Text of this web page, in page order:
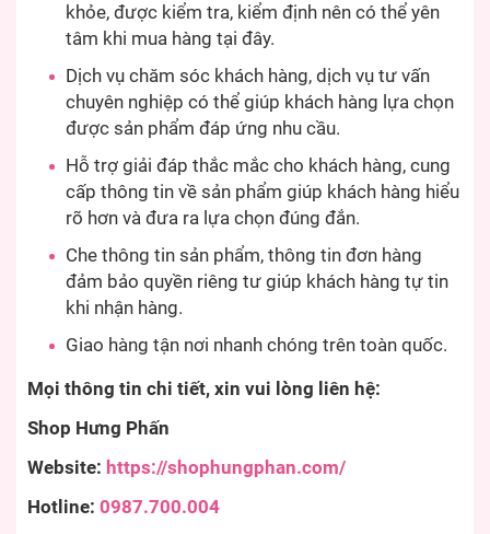
khỏe, được kiểm tra, kiểm định nên có thể yên
tâm khi mua hàng tại đây.
Dịch vụ chăm sóc khách hàng, dịch vụ tư vấn
chuyên nghiệp có thể giúp khách hàng lựa chọn
được sản phẩm đáp ứng nhu cầu.
Hỗ trợ giải đáp thắc mắc cho khách hàng, cung
cấp thông tin về sản phẩm giúp khách hàng hiểu
rõ hơn và đưa ra lựa chọn đúng đắn.
Che thông tin sản phẩm, thông tin đơn hàng
đảm bảo quyền riêng tư giúp khách hàng tự tin
khi nhận hàng.
Giao hàng tận nơi nhanh chóng trên toàn quốc.
Mọi thông tin chi tiết, xin vui lòng liên hệ:
Shop Hưng Phấn
Website: https://shophungphan.com/
Hotline: 0987.700.004